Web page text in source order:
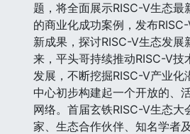
题，将全面展示RISC-V生态最
的商业化成功案例，发布
新成果，探讨RISC-V生态发展
来，平头哥持续推动RISC-V技
发展，不断挖掘RISC-V产业化
中心初步构建起一个开放的、
网络。首届玄铁RISC-V生态大
家、生态合作伙伴、知名学者